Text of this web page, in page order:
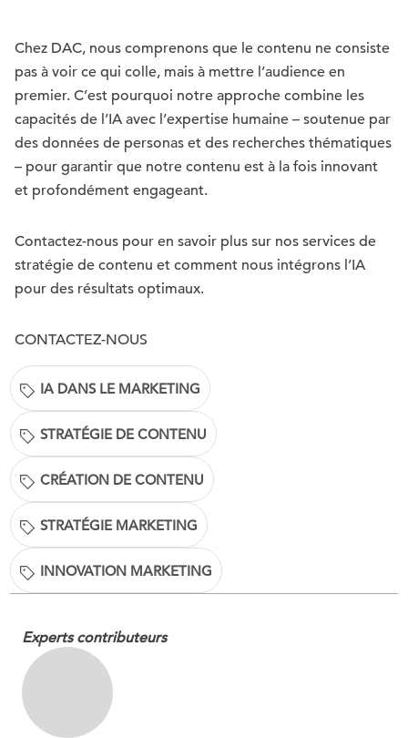
Chez DAC, nous comprenons que le contenu ne consiste
pas à voir ce qui colle, mais à mettre l’audience en
premier. C’est pourquoi notre approche combine les
capacités de l’IA avec l’expertise humaine – soutenue par
des données de personas et des recherches thématiques
– pour garantir que notre contenu est à la fois innovant
et profondément engageant.
Contactez-nous pour en savoir plus sur nos services de
stratégie de contenu et comment nous intégrons l’IA
pour des résultats optimaux.
CONTACTEZ-NOUS
IA DANS LE MARKETING
STRATÉGIE DE CONTENU
CRÉATION DE CONTENU
STRATÉGIE MARKETING
INNOVATION MARKETING
Experts contributeurs